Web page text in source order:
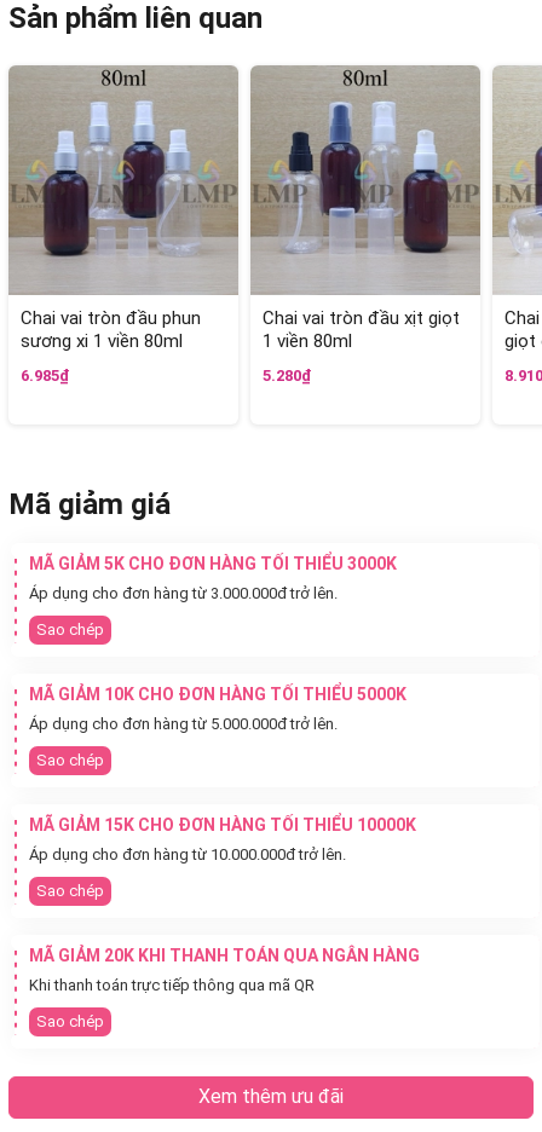
Sản phẩm liên quan
Chai vai tròn đầu phun
sương xi 1 viền 80ml
6.985₫
Chai vai tròn đầu xịt giọt
1 viền 80ml
5.280₫
giọt
Mã giảm giá
MÃ GIẢM 5K CHO ĐƠN HÀNG TỐI THIỂU 3000K
Áp dụng cho đơn hàng từ 3.000.000đ trở lên.
Sao chép
MÃ GIẢM 10K CHO ĐƠN HÀNG TỐI THIỂU 5000K
Áp dụng cho đơn hàng từ 5.000.000đ trở lên.
Sao chép
MÃ GIẢM 15K CHO ĐƠN HÀNG TỐI THIỂU 10000K
Áp dụng cho đơn hàng từ 10.000.000đ trở lên.
Sao chép
MÃ GIẢM 20K KHI THANH TOÁN QUA NGÂN HÀNG
Khi thanh toán trực tiếp thông qua mã QR
Sao chép
Xem thêm ưu đãi